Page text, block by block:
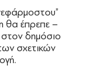
θα έπρεπε –
στον δημόσιο
σχετικών